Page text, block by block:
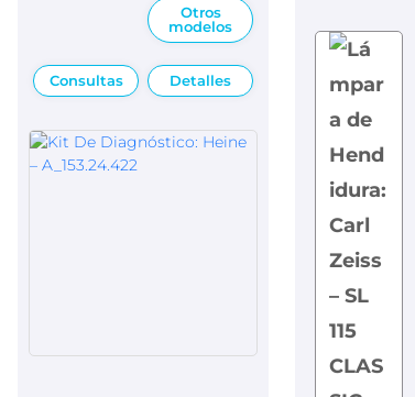
Otros
modelos
Consultas Detalles